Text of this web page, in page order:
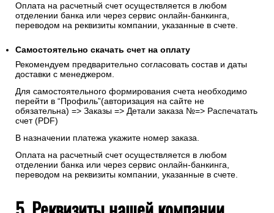
Оплата на расчетный счет осуществляется в любом
отделении банка или через сервис онлайн-банкинга,
переводом на реквизиты компании, указанные в счете.
Самостоятельно скачать счет на оплату
Рекомендуем предварительно согласовать состав и даты
доставки с менеджером.
Для самостоятельного формирования счета необходимо
перейти в “Профиль”(авторизация на сайте не
обязательна) => Заказы => Детали заказа №=> Распечатать
счет (PDF)
В назначении платежа укажите номер заказа.
Оплата на расчетный счет осуществляется в любом
отделении банка или через сервис онлайн-банкинга,
переводом на реквизиты компании, указанные в счете.